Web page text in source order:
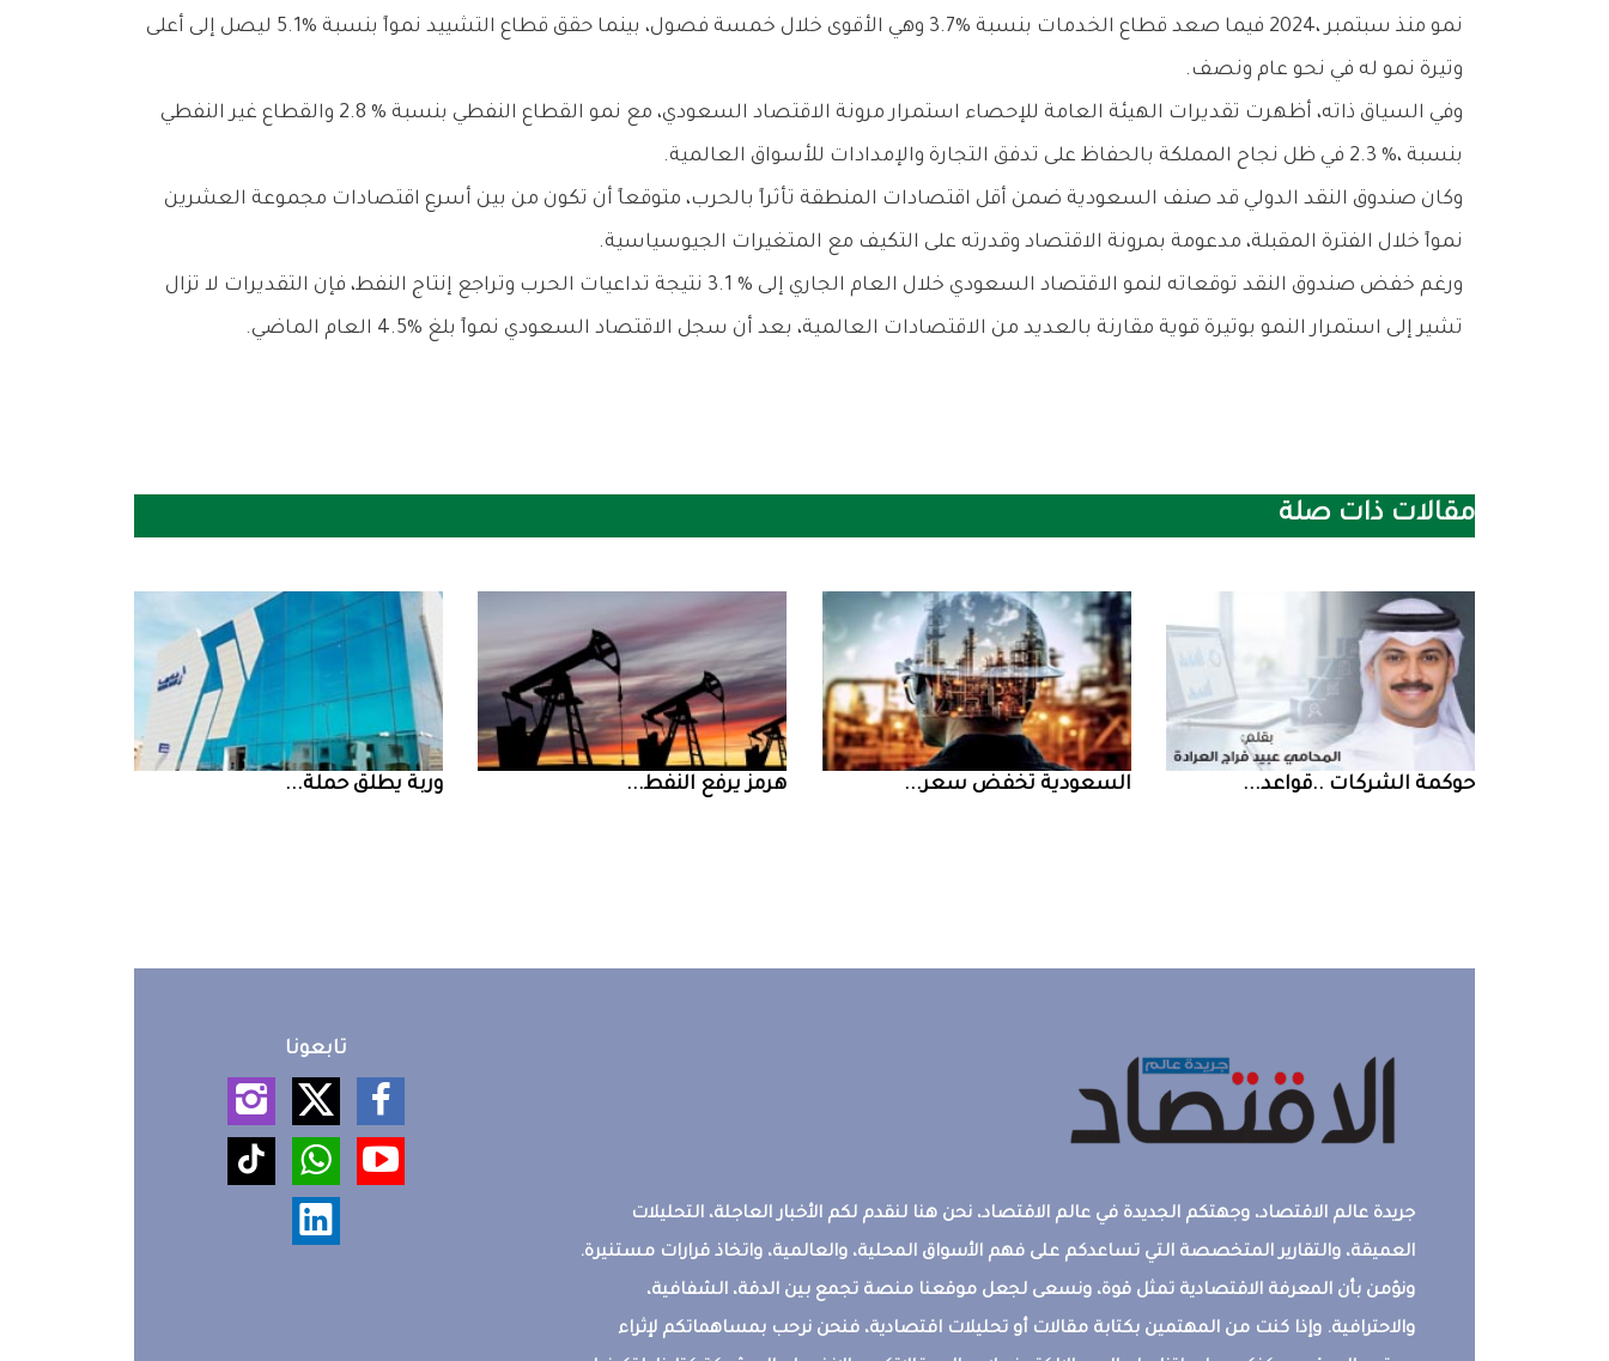
‬وتيرة‭ ‬نمو‭ ‬له‭ ‬في‭ ‬نحو‭ ‬عام‭ ‬ونصف‭.‬
‬بنسبة‭ ‬2‭.‬3‭ %‬،‭ ‬في‭ ‬ظل‭ ‬نجاح‭ ‬المملكة‭ ‬بالحفاظ‭ ‬على‭ ‬تدفق‭ ‬التجارة‭ ‬والإمدادات‭ ‬للأسواق‭ ‬العالمية‭.‬
‬نمواً‭ ‬خلال‭ ‬الفترة‭ ‬المقبلة،‭ ‬مدعومة‭ ‬بمرونة‭ ‬الاقتصاد‭ ‬وقدرته‭ ‬على‭ ‬التكيف‭ ‬مع‭ ‬المتغيرات‭ ‬الجيوسياسية‭.‬
‬تشير‭ ‬إلى‭ ‬استمرار‭ ‬النمو‭ ‬بوتيرة‭ ‬قوية‭ ‬مقارنة‭ ‬بالعديد‭ ‬من‭ ‬الاقتصادات‭ ‬العالمية،‭ ‬بعد‭ ‬أن‭ ‬سجل‭ ‬الاقتصاد‭ ‬السعودي‭ ‬نمواً‭ ‬بلغ‭ ‬4‭.‬5‭% ‬العام‭ ‬الماضي‭.‬
مقالات ذات صلة
حوكمة‭ ‬الشركات‭.. ‬قواعد‭ ... السعودية‭ ‬تخفض‭ ‬سعر‭ ... ‮‬هرمز‮‬‭ ‬يرفع‭ ‬النفط‭ ... ‮‬وربة‮‬‭ ‬يطلق‭ ‬حملة‭ ...
جريدة عالم الاقتصاد، وجهتكم الجديدة في عالم الاقتصاد، نحن هنا لنقدم لكم الأخبار العاجلة، التحليلات
العميقة، والتقارير المتخصصة التي تساعدكم على فهم الأسواق المحلية، والعالمية، واتخاذ قرارات مستنيرة.
ونؤمن بأن المعرفة الاقتصادية تمثل قوة، ونسعى لجعل موقعنا منصة تجمع بين الدقة، الشفافية،
والاحترافية. وإذا كنت من المهتمين بكتابة مقالات أو تحليلات اقتصادية، فنحن نرحب بمساهماتكم لإثراء
تابعونا